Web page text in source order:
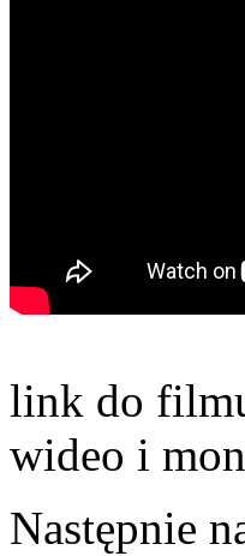
link do
wideo i
Następnie